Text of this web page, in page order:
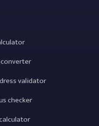
validator
checker